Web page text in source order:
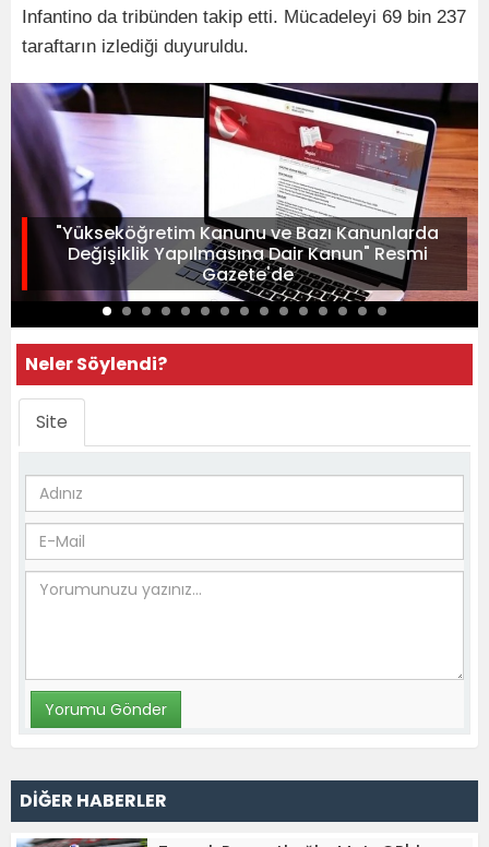
Infantino da tribünden takip etti. Mücadeleyi 69 bin 237
taraftarın izlediği duyuruldu.
"Yükseköğretim Kanunu ve Bazı Kanunlarda
Değişiklik Yapılmasına Dair Kanun" Resmi
Gazete'de
Neler Söylendi?
Site
DİĞER HABERLER